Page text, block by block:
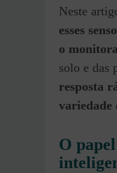
Neste
esses
o
solo e das
resposta
variedade
O